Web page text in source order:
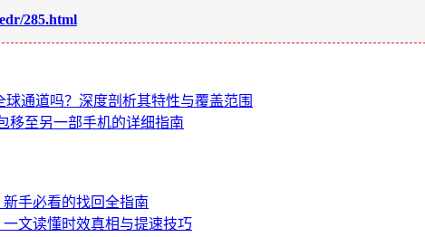
285.html
球通道吗？深度剖析其特性与覆盖范围
移至另一部手机的详细指南
手必看的找回全指南
文读懂时效真相与提速技巧